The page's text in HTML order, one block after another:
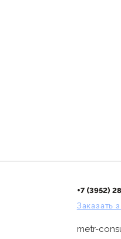
+7 (3952)
Заказать
metr-